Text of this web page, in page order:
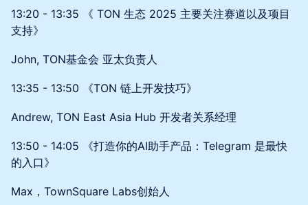
​13:20 - 13:35 《 TON 生态 2025 主要关注赛道以及项目
支持》
​John, TON基金会 亚太负责人
​13:35 - 13:50 《TON 链上开发技巧》
​Andrew, TON East Asia Hub 开发者关系经理
​13:50 - 14:05 《打造你的AI助手产品：Telegram 是最快
的入口》
Max，TownSquare Labs创始人